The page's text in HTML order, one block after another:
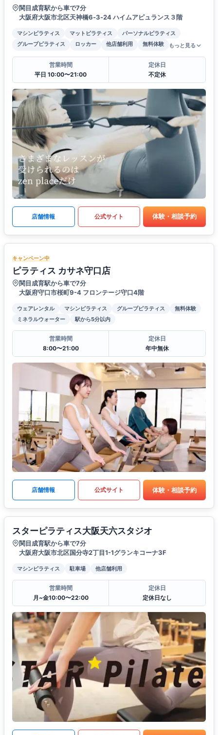
関目成育駅から車で7分
大阪府大阪市北区天神橋6‐3‐24 ハイムアピュランス３階
マシンピラティス マットピラティス
パーソナルピラティス
グループピラティス
ロッカー 他店舗利用 無料体験 もっと見る
営業時間
平日 10:00〜21:00
定休日
不定休
店舗情報 公式サイト 体験・相談予約
キャンペーン中
ピラティス カサネ守口店
関目成育駅から車で7分
大阪府守口市桜町9-4 フロンテージ守口4階
ウェアレンタル マシンピラティス グループピラティス
無料体験
ミネラルウォーター
駅から5分以内
営業時間
8:00〜21:00
定休日
年中無休
店舗情報 公式サイト 体験・相談予約
スターピラティス大阪天六スタジオ
関目成育駅から車で7分
大阪府大阪市北区国分寺2丁目1-1グランキコーナ3F
マシンピラティス 駐車場 他店舗利用
営業時間
月~金10:00〜22:00
定休日
定休日なし